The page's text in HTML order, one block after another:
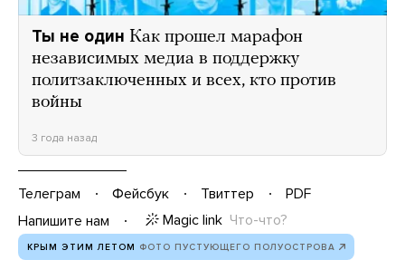
Ты не один Как прошел марафон
независимых медиа в поддержку
политзаключенных и всех, кто против
войны
3 года назад
Телеграм Фейсбук Твиттер
PDF
Напишите нам
Magic link Что-что?
КРЫМ ЭТИМ ЛЕТОМ ФОТО ПУСТУЮЩЕГО ПОЛУОСТРОВА